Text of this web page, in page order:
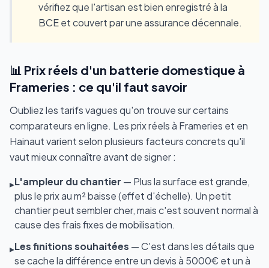
vérifiez que l'artisan est bien enregistré à la
BCE et couvert par une assurance décennale.
📊 Prix réels d'un batterie domestique à
Frameries : ce qu'il faut savoir
Oubliez les tarifs vagues qu'on trouve sur certains
comparateurs en ligne. Les prix réels à Frameries et en
Hainaut varient selon plusieurs facteurs concrets qu'il
vaut mieux connaître avant de signer :
▸L'ampleur du chantier — Plus la surface est grande,
plus le prix au m² baisse (effet d'échelle). Un petit
chantier peut sembler cher, mais c'est souvent normal à
cause des frais fixes de mobilisation.
▸Les finitions souhaitées — C'est dans les détails que
se cache la différence entre un devis à 5000€ et un à